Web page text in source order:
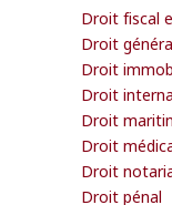
Droit fiscal
Droit
Droit
Droit
Droit
Droit
Droit
Droit pénal